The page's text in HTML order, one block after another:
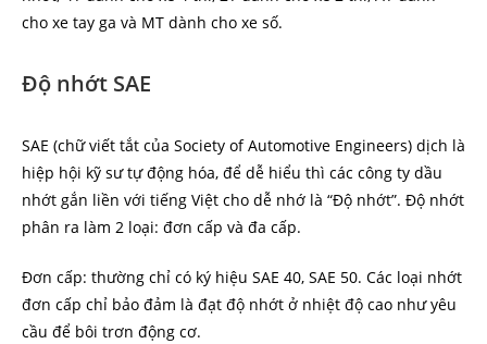
cho xe tay ga và MT dành cho xe số.
Độ nhớt SAE
SAE (chữ viết tắt của Society of Automotive Engineers) dịch là
hiệp hội kỹ sư tự động hóa, để dễ hiểu thì các công ty dầu
nhớt gắn liền với tiếng Việt cho dễ nhớ là “Độ nhớt”. Độ nhớt
phân ra làm 2 loại: đơn cấp và đa cấp.
Đơn cấp: thường chỉ có ký hiệu SAE 40, SAE 50. Các loại nhớt
đơn cấp chỉ bảo đảm là đạt độ nhớt ở nhiệt độ cao như yêu
cầu để bôi trơn động cơ.